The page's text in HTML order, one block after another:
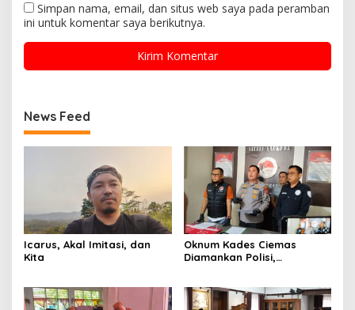
Simpan nama, email, dan situs web saya pada peramban
ini untuk komentar saya berikutnya.
News Feed
Icarus, Akal Imitasi, dan
Kita
Oknum Kades Ciemas
Diamankan Polisi,